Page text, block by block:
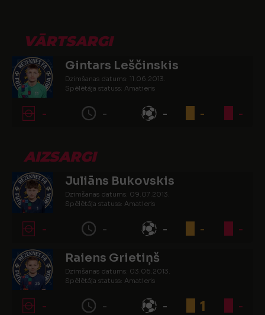
VĀRTSARGI
Gintars Leščinskis
Dzimšanas datums: 11.06.2013.
Spēlētāja statuss: Amatieris
- - - - -
AIZSARGI
Juliāns Bukovskis
Dzimšanas datums: 09.07.2013.
Spēlētāja statuss: Amatieris
- - - - -
Raiens Grietiņš
Dzimšanas datums: 03.06.2013.
Spēlētāja statuss: Amatieris
- - - 1 -